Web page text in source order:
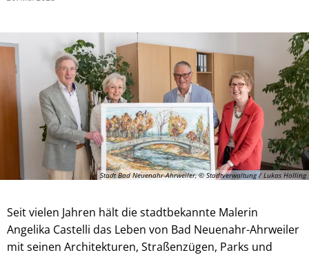
Stadt Bad Neuenahr-Ahrweiler, © Stadtverwaltung / Lukas Holling
Seit vielen Jahren hält die stadtbekannte Malerin
Angelika Castelli das Leben von Bad Neuenahr-Ahrweiler
mit seinen Architekturen, Straßenzügen, Parks und